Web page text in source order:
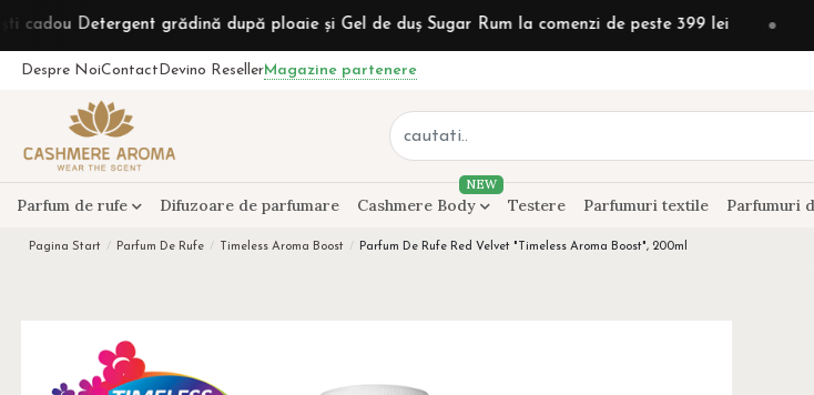
grădină după ploaie și Gel de duș Sugar Rum la comenzi de peste 399 lei Primești
Despre NoiContact Devino ResellerMagazine partenere
Parfum de rufe Difuzoare de parfumare Cashmere Body
NEW
Testere Parfumuri textile Parfumuri
Pagina Start Parfum De Rufe Timeless Aroma Boost Parfum De Rufe Red Velvet "Timeless Aroma Boost", 200ml